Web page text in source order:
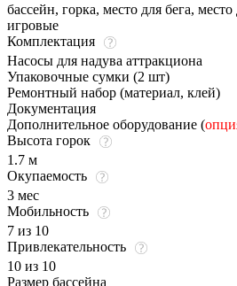
бассейн, горка, место для бега,
игровые
Комплектация
Насосы для надува аттракциона
Упаковочные сумки (2 шт)
Ремонтный набор (материал, клей)
Документация
Дополнительное оборудование (
Высота горок
1.7 м
Окупаемость
3 мес
Мобильность
7 из 10
Привлекательность
10 из 10
Размер бассейна